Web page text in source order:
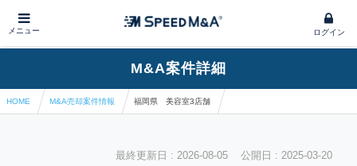
メニュー ログイン
M&A案件詳細
HOME M&A売却案件情報 福岡県 美容室3店舗
最終更新日 : 2026-08-05 公開日 : 2025-03-20